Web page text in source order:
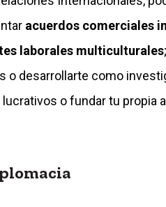
acuerdos comerciales
laborales multiculturales
o desarrollarte como
o fundar tu propia